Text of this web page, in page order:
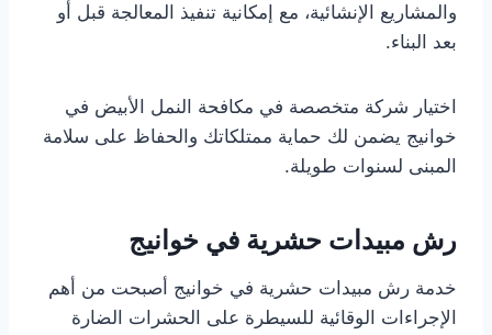
والمشاريع الإنشائية، مع إمكانية تنفيذ المعالجة قبل أو
بعد البناء.
اختيار شركة متخصصة في مكافحة النمل الأبيض في
خوانيج يضمن لك حماية ممتلكاتك والحفاظ على سلامة
المبنى لسنوات طويلة.
رش مبيدات حشرية في خوانيج
خدمة رش مبيدات حشرية في خوانيج أصبحت من أهم
الإجراءات الوقائية للسيطرة على الحشرات الضارة